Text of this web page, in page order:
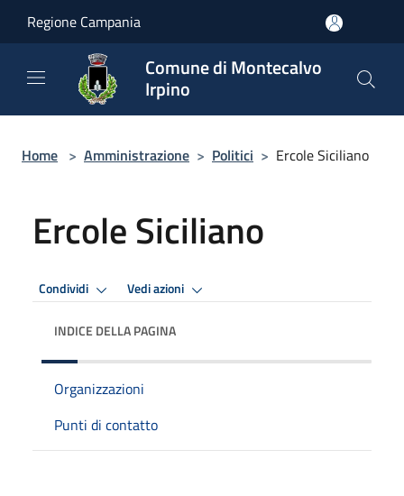
Regione Campania
Comune di Montecalvo
Irpino
Home > Amministrazione > Politici > Ercole Siciliano
Ercole Siciliano
Condividi Vedi azioni
INDICE DELLA PAGINA
Organizzazioni
Punti di contatto